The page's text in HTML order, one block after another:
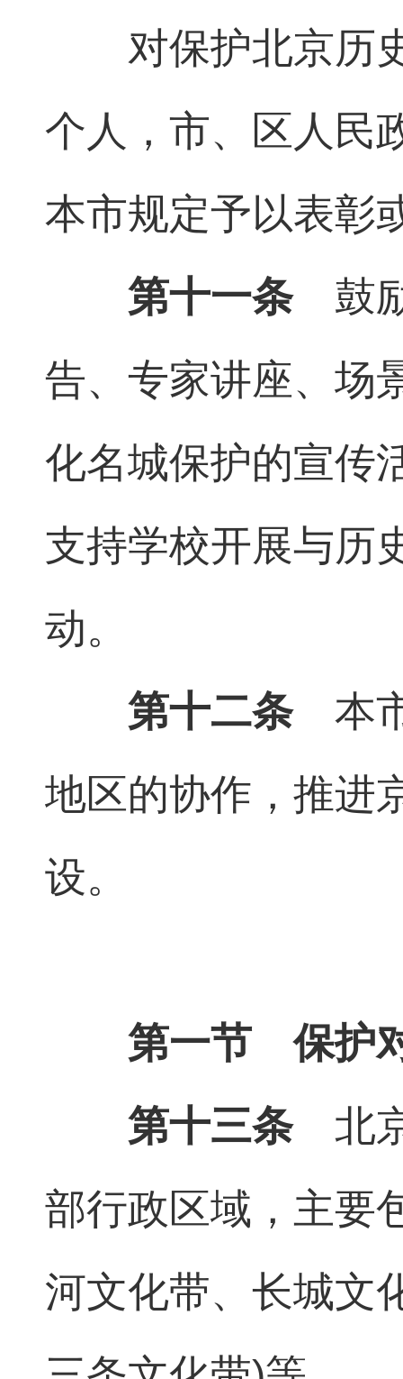
对保护北京历
个人，市、区人民
本市规定予以表彰
第十一条鼓励
告、专家讲座、场
化名城保护的宣传
支持学校开展与历
动。
第十二条本市
地区的协作，推进
设。
第一节 保护
第十三条北京
部行政区域，主要
河文化带、长城文